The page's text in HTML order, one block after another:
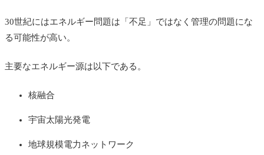
30世紀にはエネルギー問題は「不足」ではなく管理の問題にな
る可能性が高い。
主要なエネルギー源は以下である。
核融合
宇宙太陽光発電
地球規模電力ネットワーク